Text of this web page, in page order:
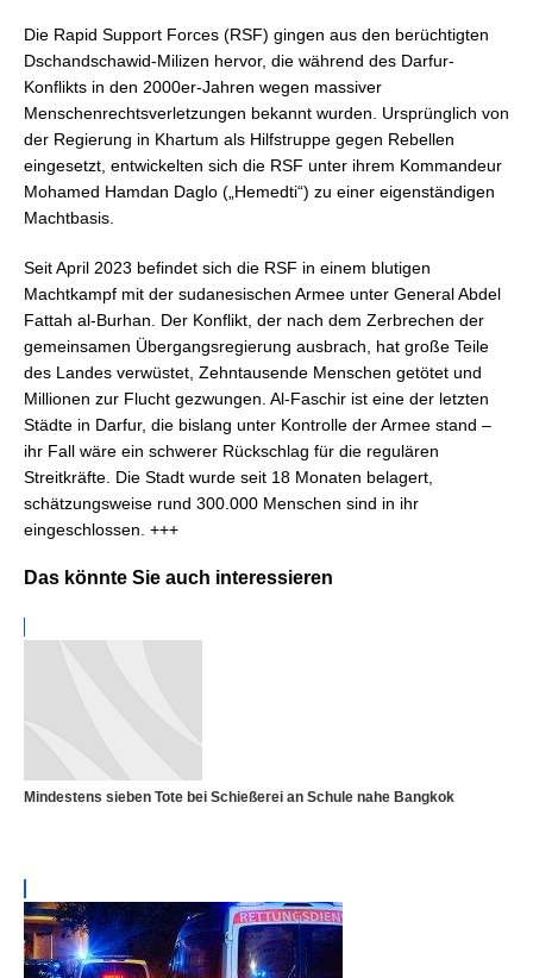
Die Rapid Support Forces (RSF) gingen aus den berüchtigten
Dschandschawid-Milizen hervor, die während des Darfur-
Konflikts in den 2000er-Jahren wegen massiver
Menschenrechtsverletzungen bekannt wurden. Ursprünglich von
der Regierung in Khartum als Hilfstruppe gegen Rebellen
eingesetzt, entwickelten sich die RSF unter ihrem Kommandeur
Mohamed Hamdan Daglo („Hemedti“) zu einer eigenständigen
Machtbasis.
Seit April 2023 befindet sich die RSF in einem blutigen
Machtkampf mit der sudanesischen Armee unter General Abdel
Fattah al-Burhan. Der Konflikt, der nach dem Zerbrechen der
gemeinsamen Übergangsregierung ausbrach, hat große Teile
des Landes verwüstet, Zehntausende Menschen getötet und
Millionen zur Flucht gezwungen. Al-Faschir ist eine der letzten
Städte in Darfur, die bislang unter Kontrolle der Armee stand –
ihr Fall wäre ein schwerer Rückschlag für die regulären
Streitkräfte. Die Stadt wurde seit 18 Monaten belagert,
schätzungsweise rund 300.000 Menschen sind in ihr
eingeschlossen. +++
Das könnte Sie auch interessieren
Mindestens sieben Tote bei Schießerei an Schule nahe Bangkok